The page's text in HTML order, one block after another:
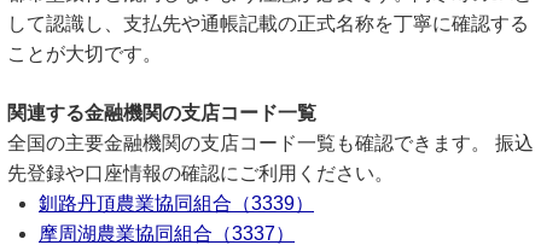
して認識し、支払先や通帳記載の正式名称を丁寧に確認する
ことが大切です。
関連する金融機関の支店コード一覧
全国の主要金融機関の支店コード一覧も確認できます。 振込
先登録や口座情報の確認にご利用ください。
釧路丹頂農業協同組合（3339）
摩周湖農業協同組合（3337）